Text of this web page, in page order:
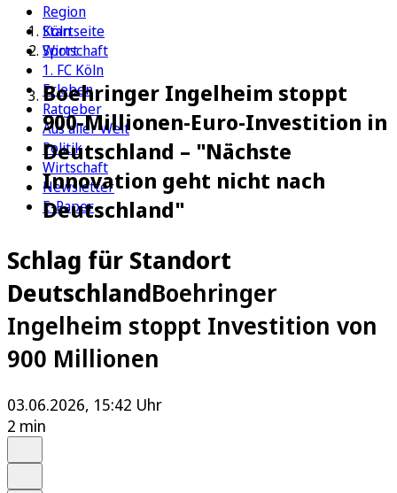
Region
Köln
Sport
1. FC Köln
Erleben
Ratgeber
Aus aller Welt
Politik
Wirtschaft
Newsletter
E-Paper
Startseite
Wirtschaft
Boehringer Ingelheim stoppt
900-Millionen-Euro-Investition in
Deutschland – "Nächste
Innovation geht nicht nach
Deutschland"
Schlag für Standort
DeutschlandBoehringer
Ingelheim stoppt Investition von
900 Millionen
03.06.2026, 15:42 Uhr
2 min